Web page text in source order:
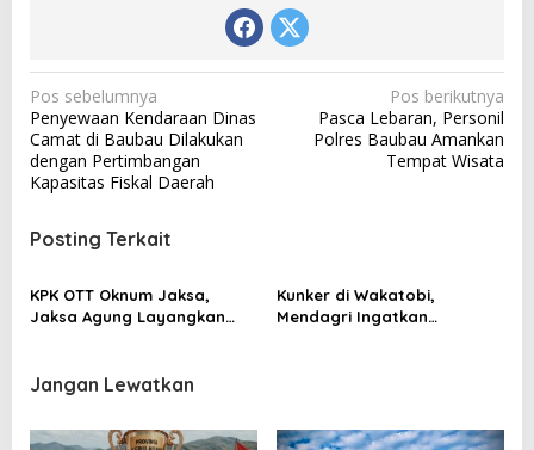
N
a
v
i
g
s
i
o
s
Pos sebelumnya
Penyewaan Kendaraan Dinas
Camat di Baubau Dilakukan
dengan Pertimbangan
Kapasitas Fiskal Daerah
Pos berikutnya
Pasca Lebaran, Personil
Polres Baubau Amankan
Tempat Wisata
Posting Terkait
KPK OTT Oknum Jaksa,
Jaksa Agung Layangkan
Kunker di Wakatobi,
Mendagri Ingatkan
Jangan Lewatkan